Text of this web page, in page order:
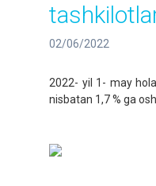
02/06/2022
2022- yil 1- may
nisbatan 1,7 % ga